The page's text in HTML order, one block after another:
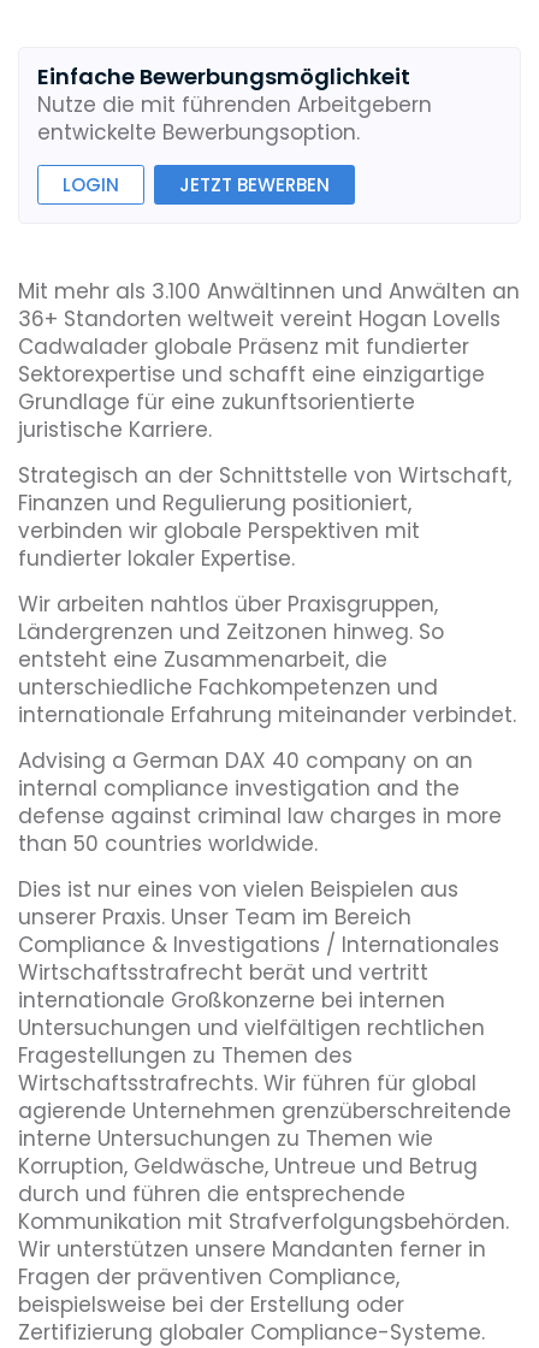
Einfache Bewerbungsmöglichkeit
Nutze die mit führenden Arbeitgebern
entwickelte Bewerbungsoption.
LOGIN JETZT BEWERBEN
Mit mehr als 3.100 Anwältinnen und Anwälten an
36+ Standorten weltweit vereint Hogan Lovells
Cadwalader globale Präsenz mit fundierter
Sektorexpertise und schafft eine einzigartige
Grundlage für eine zukunftsorientierte
juristische Karriere.
Strategisch an der Schnittstelle von Wirtschaft,
Finanzen und Regulierung positioniert,
verbinden wir globale Perspektiven mit
fundierter lokaler Expertise.
Wir arbeiten nahtlos über Praxisgruppen,
Ländergrenzen und Zeitzonen hinweg. So
entsteht eine Zusammenarbeit, die
unterschiedliche Fachkompetenzen und
internationale Erfahrung miteinander verbindet.
Advising a German DAX 40 company on an
internal compliance investigation and the
defense against criminal law charges in more
than 50 countries worldwide.
Dies ist nur eines von vielen Beispielen aus
unserer Praxis. Unser Team im Bereich
Compliance & Investigations / Internationales
Wirtschaftsstrafrecht berät und vertritt
internationale Großkonzerne bei internen
Untersuchungen und vielfältigen rechtlichen
Fragestellungen zu Themen des
Wirtschaftsstrafrechts. Wir führen für global
agierende Unternehmen grenzüberschreitende
interne Untersuchungen zu Themen wie
Korruption, Geldwäsche, Untreue und Betrug
durch und führen die entsprechende
Kommunikation mit Strafverfolgungsbehörden.
Wir unterstützen unsere Mandanten ferner in
Fragen der präventiven Compliance,
beispielsweise bei der Erstellung oder
Zertifizierung globaler Compliance-Systeme.